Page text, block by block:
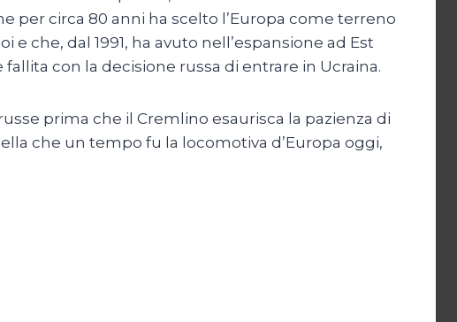
per circa 80 anni ha scelto l’Europa come terreno
che, dal 1991, ha avuto nell’espansione ad Est
con la decisione russa di entrare in Ucraina.
prima che il Cremlino esaurisca la pazienza di
che un tempo fu la locomotiva d’Europa oggi,